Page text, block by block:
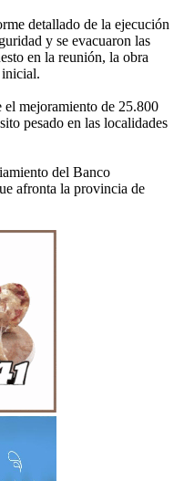
detallado de la ejecución
y se evacuaron las
en la reunión, la obra
inicial.
el mejoramiento de 25.800
pesado en las localidades
del Banco
afronta la provincia de